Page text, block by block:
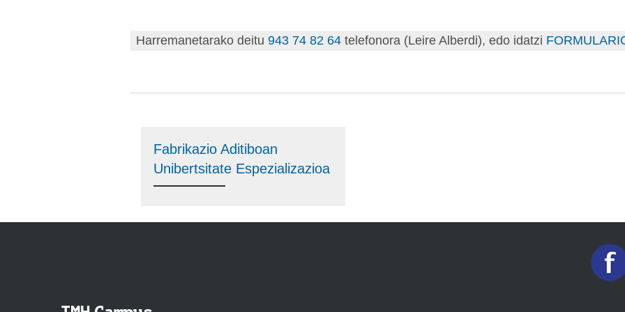
Harremanetarako deitu 943 74 82 64 telefonora (Leire Alberdi), edo idatzi
Fabrikazio Aditiboan
Unibertsitate Espezializazioa